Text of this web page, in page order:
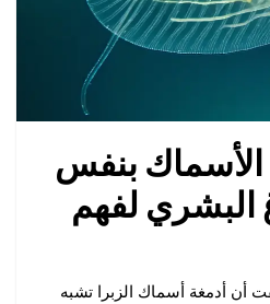
بنفس
البشري لفهم
أن أدمغة أسماك الزبرا تشبه